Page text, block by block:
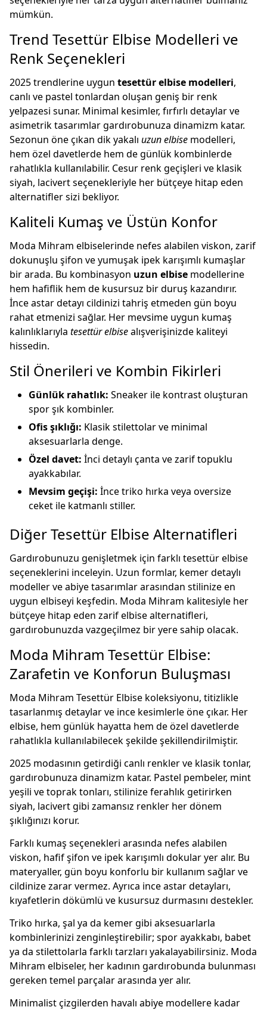
mümkün.
Trend Tesettür Elbise Modelleri ve
Renk Seçenekleri
2025 trendlerine uygun tesettür elbise modelleri,
canlı ve pastel tonlardan oluşan geniş bir renk
yelpazesi sunar. Minimal kesimler, fırfırlı detaylar ve
asimetrik tasarımlar gardırobunuza dinamizm katar.
Sezonun öne çıkan dik yakalı uzun elbise modelleri,
hem özel davetlerde hem de günlük kombinlerde
rahatlıkla kullanılabilir. Cesur renk geçişleri ve klasik
siyah, lacivert seçenekleriyle her bütçeye hitap eden
alternatifler sizi bekliyor.
Kaliteli Kumaş ve Üstün Konfor
Moda Mihram elbiselerinde nefes alabilen viskon, zarif
dokunuşlu şifon ve yumuşak ipek karışımlı kumaşlar
bir arada. Bu kombinasyon uzun elbise modellerine
hem hafiflik hem de kusursuz bir duruş kazandırır.
İnce astar detayı cildinizi tahriş etmeden gün boyu
rahat etmenizi sağlar. Her mevsime uygun kumaş
kalınlıklarıyla tesettür elbisealışverişinizde kaliteyi
hissedin.
Stil Önerileri ve Kombin Fikirleri
Günlük rahatlık: Sneaker ile kontrast oluşturan
spor şık kombinler.
Ofis şıklığı: Klasik stilettolar ve minimal
aksesuarlarla denge.
Özel davet: İnci detaylı çanta ve zarif topuklu
ayakkabılar.
Mevsim geçişi: İnce triko hırka veya oversize
ceket ile katmanlı stiller.
Diğer Tesettür Elbise Alternatifleri
Gardırobunuzu genişletmek için farklı tesettür elbise
seçeneklerini inceleyin. Uzun formlar, kemer detaylı
modeller ve abiye tasarımlar arasından stilinize en
uygun elbiseyi keşfedin. Moda Mihram kalitesiyle her
bütçeye hitap eden zarif elbise alternatifleri,
gardırobunuzda vazgeçilmez bir yere sahip olacak.
Moda Mihram Tesettür Elbise:
Zarafetin ve Konforun Buluşması
Moda Mihram Tesettür Elbise koleksiyonu, titizlikle
tasarlanmış detaylar ve ince kesimlerle öne çıkar. Her
elbise, hem günlük hayatta hem de özel davetlerde
rahatlıkla kullanılabilecek şekilde şekillendirilmiştir.
2025 modasının getirdiği canlı renkler ve klasik tonlar,
gardırobunuza dinamizm katar. Pastel pembeler, mint
yeşili ve toprak tonları, stilinize ferahlık getirirken
siyah, lacivert gibi zamansız renkler her dönem
şıklığınızı korur.
Farklı kumaş seçenekleri arasında nefes alabilen
viskon, hafif şifon ve ipek karışımlı dokular yer alır. Bu
materyaller, gün boyu konforlu bir kullanım sağlar ve
cildinize zarar vermez. Ayrıca ince astar detayları,
kıyafetlerin dökümlü ve kusursuz durmasını destekler.
Triko hırka, şal ya da kemer gibi aksesuarlarla
kombinlerinizi zenginleştirebilir; spor ayakkabı, babet
ya da stilettolarla farklı tarzları yakalayabilirsiniz. Moda
Mihram elbiseler, her kadının gardırobunda bulunması
gereken temel parçalar arasında yer alır.
Minimalist çizgilerden havalı abiye modellere kadar